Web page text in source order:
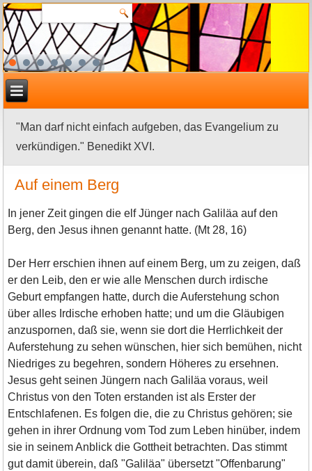
"Man darf nicht einfach aufgeben, das Evangelium zu
verkündigen." Benedikt XVI.
Auf einem Berg
In jener Zeit gingen die elf Jünger nach Galiläa auf den
Berg, den Jesus ihnen genannt hatte. (Mt 28, 16)
Der Herr erschien ihnen auf einem Berg, um zu zeigen, daß
er den Leib, den er wie alle Menschen durch irdische
Geburt empfangen hatte, durch die Auferstehung schon
über alles Irdische erhoben hatte; und um die Gläubigen
anzuspornen, daß sie, wenn sie dort die Herrlichkeit der
Auferstehung zu sehen wünschen, hier sich bemühen, nicht
Niedriges zu begehren, sondern Höheres zu ersehnen.
Jesus geht seinen Jüngern nach Galiläa voraus, weil
Christus von den Toten erstanden ist als Erster der
Entschlafenen. Es folgen die, die zu Christus gehören; sie
gehen in ihrer Ordnung vom Tod zum Leben hinüber, indem
sie in seinem Anblick die Gottheit betrachten. Das stimmt
gut damit überein, daß "Galiläa" übersetzt "Offenbarung"